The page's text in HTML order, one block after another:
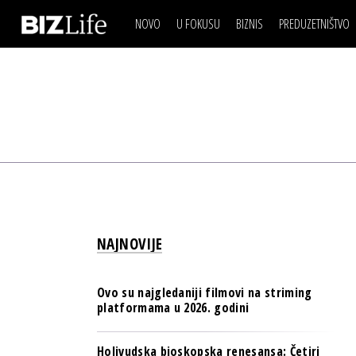
NOVO U FOKUSU BIZNIS
ESG & ENERGY
PULS REGIONA
NOVO NA RAFU
PREDUZETNIŠTVO
IZJAVA DANABIZNIS SCENA
NOVO NA RAFU
NAJNOVIJE
Ovo su najgledaniji filmovi na striming
platformama u 2026. godini
Holivudska bioskopska renesansa: Četiri